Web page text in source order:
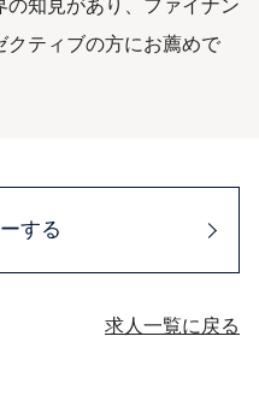
知見があり、ファイナン
クティブの方にお薦めで
する
求人一覧に戻る